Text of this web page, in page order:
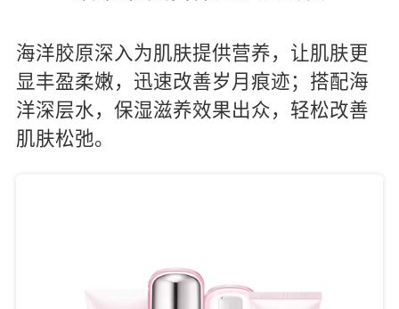
海洋胶原深入为肌肤提供营养，让肌肤更
显丰盈柔嫩，迅速改善岁月痕迹；搭配海
洋深层水，保湿滋养效果出众，轻松改善
肌肤松弛。